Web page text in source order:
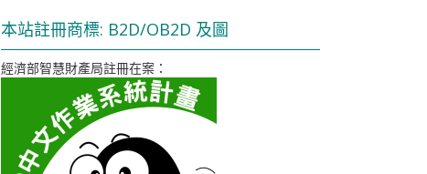
本站註冊商標: B2D/OB2D 及圖
經濟部智慧財產局註冊在案：